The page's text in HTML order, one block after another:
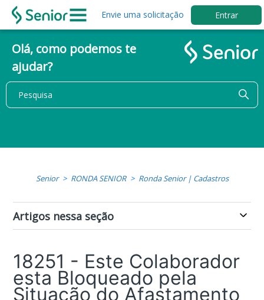
Envie uma solicitação Entrar
Olá, como podemos te
ajudar?
Senior RONDA SENIOR Ronda Senior | Cadastros
Artigos nessa seção
18251 - Este Colaborador
esta Bloqueado pela
Situação do Afastamento